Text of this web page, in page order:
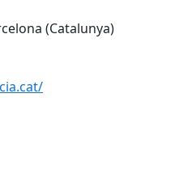
(Catalunya)